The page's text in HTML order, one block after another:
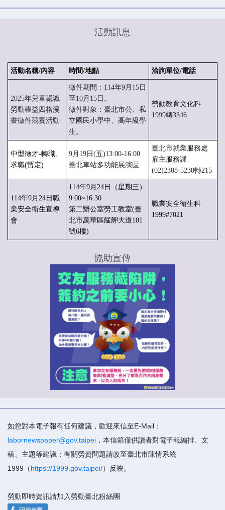
活動訊息
活動名稱/內容 時間/地點 洽詢單位/電話
2025年兒童認識
勞動權益四格漫
畫徵件競賽活動
徵件期間：114年9月15日
至10月15日。
徵件對象：臺北市公、私
立國民小學中、高年級學
生。
勞動教育文化科
1999轉3346
中型徵才-轉職、
求職(暫定)
9月19日(五)13:00-16:00
臺北車站多功能展演區
臺北市就業服務處
雇主服務課
(02)2308-5230轉215
114年9月24日職
業安全衛生宣導
會
114年9月24日（星期三）
9:00~16:30
第二辦公室勞工教室(臺
北市萬華區艋舺大道101
號6樓)
職業安全衛生科
1999#7021
協助宣傳
如您對本電子報有任何建議，歡迎來信至E-Mail：
labornewspaper@gov.taipei ，本信箱僅供讀者對電子報編排、文
稿、主題等建議；有關勞資問題請改至臺北市陳情系統
1999（https://1999.gov.taipei/）反映。
勞動即時資訊請加入勞動臺北粉絲團